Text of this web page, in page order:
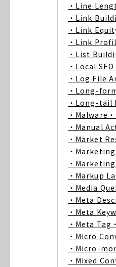
・Line
・Link
・Link
・Link
・List
・Local SEO
・Log File
・Long-
・Long-tail
・Malware
・Manual
・Market
・
・
・Markup
・Media
・Meta
・Meta
・Meta Tag
・Micro
・Micro-
・Mixed